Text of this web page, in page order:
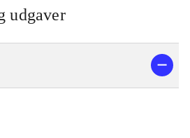
man point, og
så småt at få
talenter. Man bliver
tinder i
for at blive
udgaver